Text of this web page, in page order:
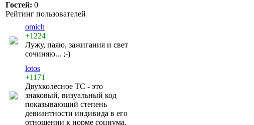
Гостей: 0
Рейтинг пользователей
omich
+1224
Лужу, паяю, зажигания и свет
сочиняю... ;-)
lotos
+1171
Двухколесное ТС - это
знаковый, визуальный код
показывающий степень
девиантности индивида в его
отношении к норме социума.